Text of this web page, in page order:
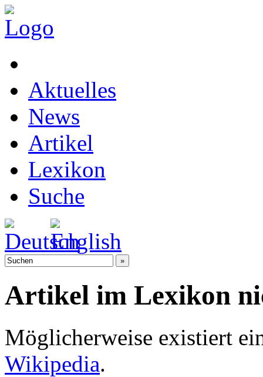
Aktuelles
News
Artikel
Lexikon
Suche
Artikel im Lexikon
Möglicherweise existiert
Wikipedia.